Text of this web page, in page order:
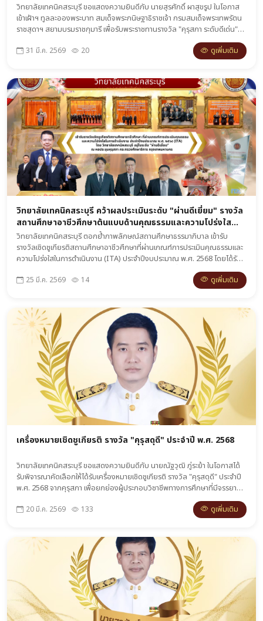
วิทยาลัยเทคนิคสระบุรี ขอแสดงความยินดีกับ นายสุรศักดิ์ ผาสุขรูป ในโอกาส
เข้าเฝ้าฯ ทูลละอองพระบาท สมเด็จพระกนิษฐาธิราชเจ้า กรมสมเด็จพระเทพรัตน
ราชสุดาฯ สยามบรมราชกุมารี เพื่อรับพระราชทานรางวัล "คุรุสภา ระดับดีเด่น"
ให้แก่ผู้ประกอบวิชาชีพทางการศึกษาที่มีมาตรฐานและจรรยาบรรณดีเด่น เพื่อเป็น
แบบอย่างที่ดีในการพัฒนาคุณภาพการศึกษาด้วยเทคโนโลยีอย่างต่อเนื่อง ซึ่งใน
ภาคภูมิใจอย่างยิ่งของชาวเทคนิคสระบุรี
31 มี.ค. 2569 20 ดูเพิ่มเติม
วิทยาลัยเทคนิคสระบุรี คว้าผลประเมินระดับ "ผ่านดีเยี่ยม" รางวัล
สถานศึกษาอาชีวศึกษาต้นแบบด้านคุณธรรมและความโปร่งใส
(ITA) ปีงบประมาณ 2568
วิทยาลัยเทคนิคสระบุรี ตอกย้ำภาพลักษณ์สถานศึกษาธรรมาภิบาล เข้ารับ
รางวัลเชิดชูเกียรติสถานศึกษาอาชีวศึกษาที่ผ่านเกณฑ์การประเมินคุณธรรมและ
ความโปร่งใสในการดำเนินงาน (ITA) ประจำปีงบประมาณ พ.ศ. 2568 โดยได้รับ
ผลการประเมินในระดับ "ผ่านดีเยี่ยม" พิธีมอบรางวัลจัดขึ้น ณ หอประชุมคุรุสภา
กระทรวงศึกษาธิการ กรุงเทพมหานคร เพื่อยกย่องสถานศึกษาที่เป็นต้นแบบใน
การดำเนินงานอย่างซื่อสัตย์ โปร่งใส และตรวจสอบได้ ตามมาตรฐานของ
25 มี.ค. 2569 14 ดูเพิ่มเติม
เครื่องหมายเชิดชูเกียรติ รางวัล "คุรุสดุดี" ประจำปี พ.ศ. 2568
วิทยาลัยเทคนิคสระบุรี ขอแสดงความยินดีกับ นายณัฐวุฒิ ภู่ระย้า ในโอกาสได้
รับพิจารณาคัดเลือกให้ได้รับเครื่องหมายเชิดชูเกียรติ รางวัล "คุรุสดุดี" ประจำปี
พ.ศ. 2568 จากคุรุสภา เพื่อยกย่องผู้ประกอบวิชาชีพทางการศึกษาที่มีจรรยา
20 มี.ค. 2569 133 ดูเพิ่มเติม